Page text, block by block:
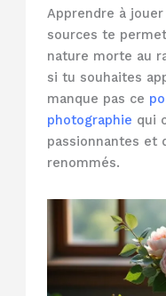
Apprendre à
sources te
nature morte au
si tu souhaites
manque pas ce
photographie qui
passionnantes et
renommés.